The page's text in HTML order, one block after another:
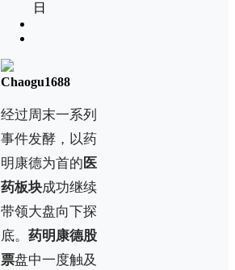
日
Chaogu1688
经过周末一系列
事件发酵，以药
明康德为首的 医
药板块成功继续
带领大盘向下探
底。 药明康德股
票盘中一度触及